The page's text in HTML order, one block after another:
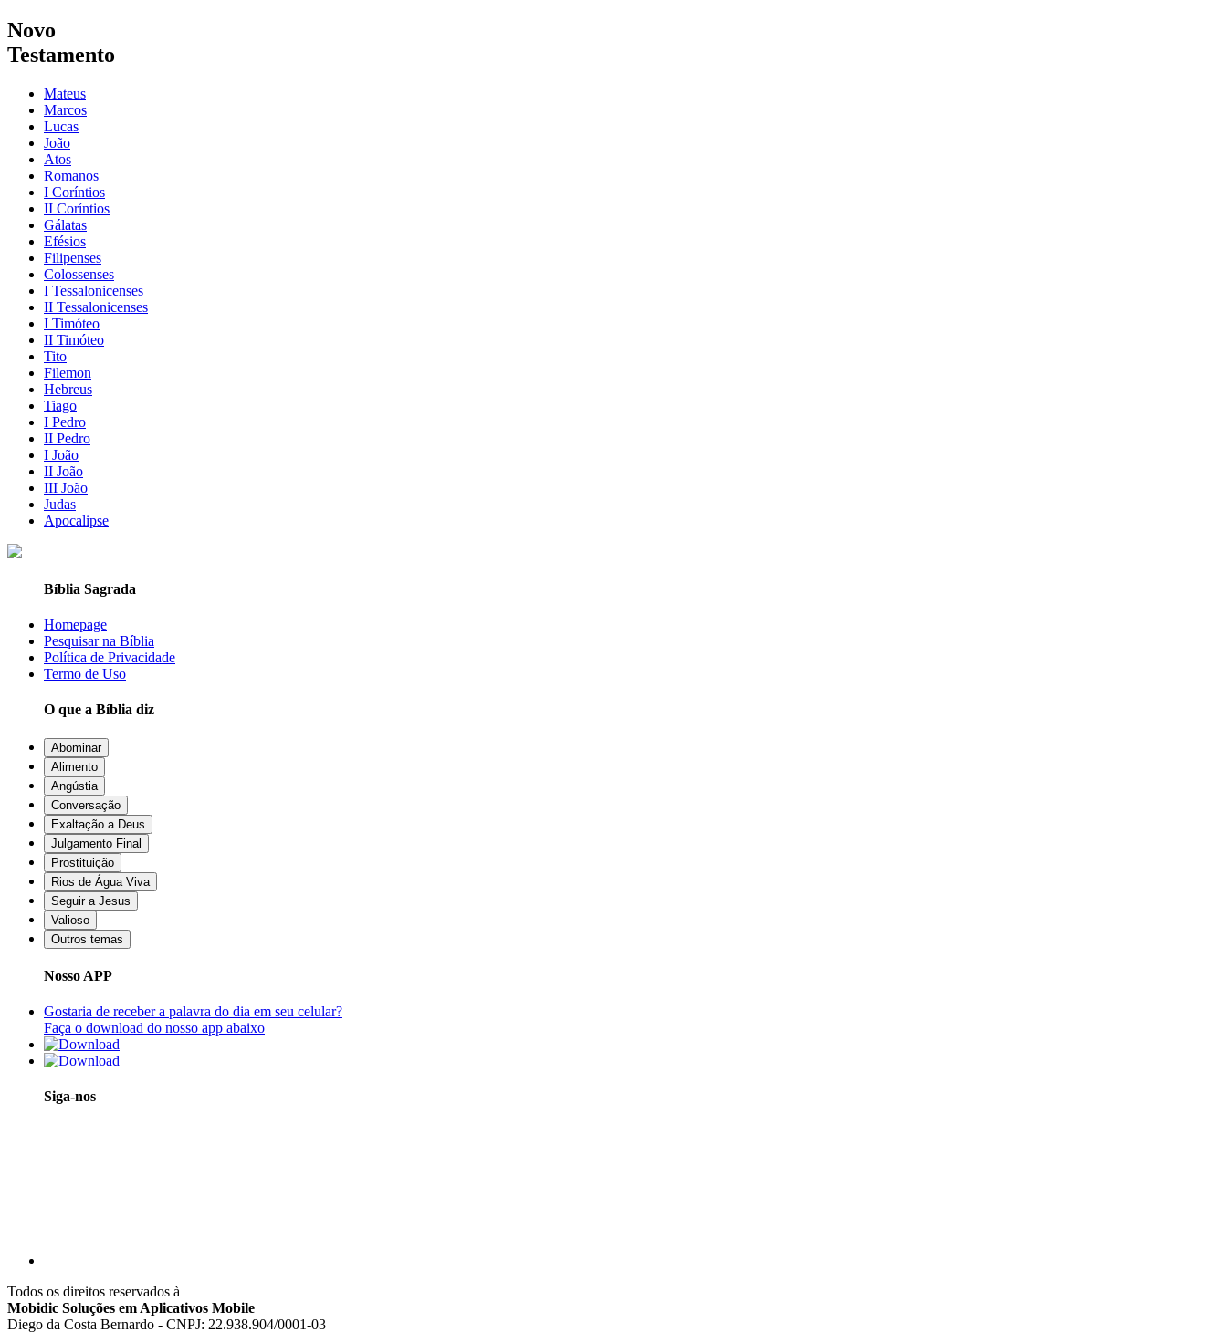
Novo
Testamento
Mateus
Marcos
Lucas
João
Atos
Romanos
I Coríntios
II Coríntios
Gálatas
Efésios
Filipenses
Colossenses
I Tessalonicenses
II Tessalonicenses
I Timóteo
II Timóteo
Tito
Filemon
Hebreus
Tiago
I Pedro
II Pedro
I João
II João
III João
Judas
Apocalipse
Bíblia Sagrada
Homepage
Pesquisar na Bíblia
Política de Privacidade
Termo de Uso
O que a Bíblia diz
Abominar
Alimento
Angústia
Conversação
Exaltação a Deus
Julgamento Final
Prostituição
Rios de Água Viva
Seguir a Jesus
Valioso
Outros temas
Nosso APP
Gostaria de receber a palavra do dia em seu celular?
Faça o download do nosso app abaixo
Siga-nos
Todos os direitos reservados à
Mobidic Soluções em Aplicativos Mobile
Diego da Costa Bernardo - CNPJ: 22.938.904/0001-03